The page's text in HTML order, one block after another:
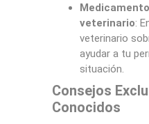
veterinario:
veterinario
ayudar a tu
situación.
Consejos
Conocidos